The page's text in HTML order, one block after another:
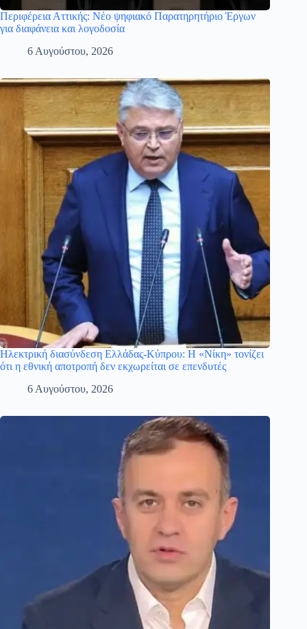
Περιφέρεια Αττικής: Νέο ψηφιακό Παρατηρητήριο Έργων
για διαφάνεια και λογοδοσία
6 Αυγούστου, 2026
Ηλεκτρική διασύνδεση Ελλάδας-Κύπρου: Η «Νίκη» τονίζει
ότι η εθνική αποτροπή δεν εκχωρείται σε επενδυτές
6 Αυγούστου, 2026